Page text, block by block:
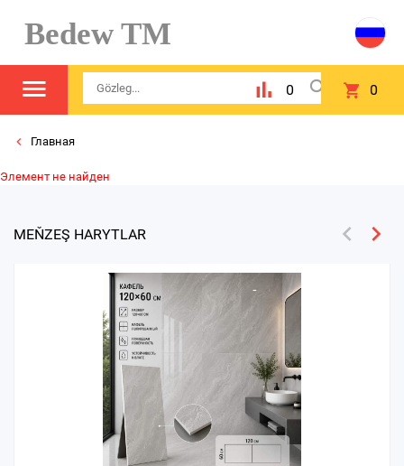
Bedew TM
0 0
Главная
Элемент не найден
MEŇZEŞ HARYTLAR